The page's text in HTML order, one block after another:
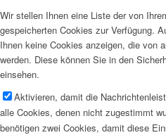
Wir stellen Ihnen eine Liste der von
gespeicherten Cookies zur Verfügung.
Ihnen keine Cookies anzeigen, die von
werden. Diese können Sie in den
einsehen.
Aktivieren, damit die
alle Cookies, denen nicht zugestimmt
benötigen zwei Cookies, damit diese